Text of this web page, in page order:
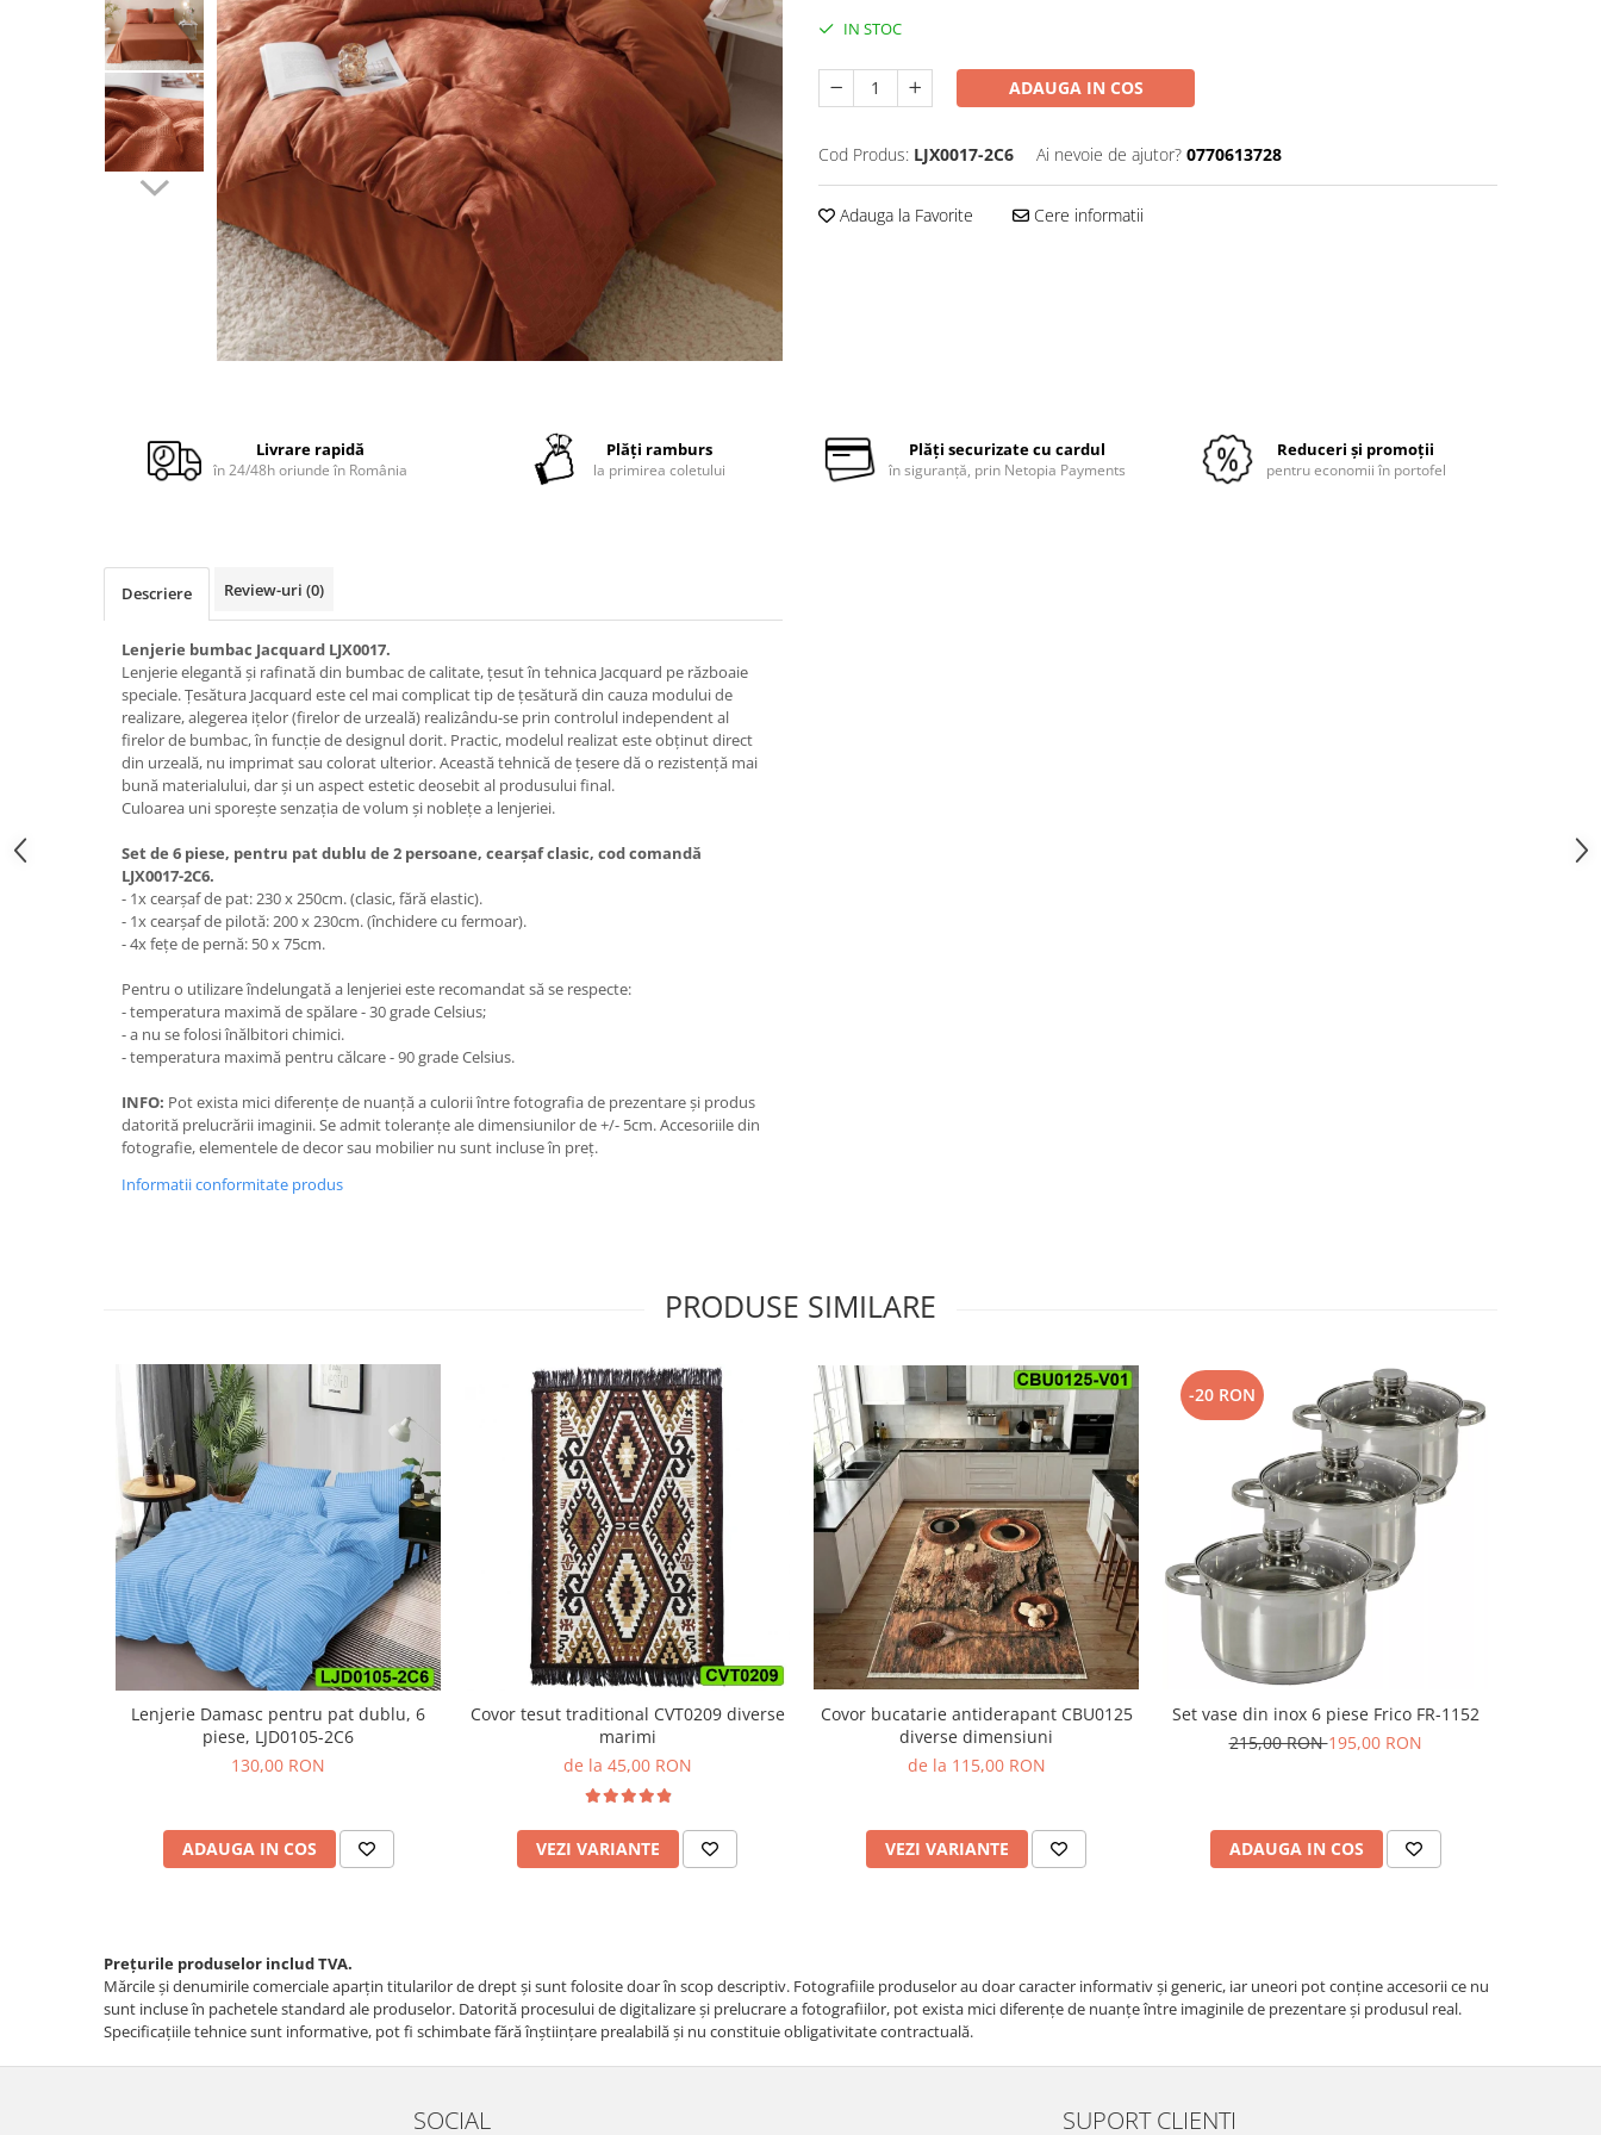
Cuverturi bumbac
Cuverturi catifea
Huse de protecție
Huse de protectie pat finet
Huse de protecție scaun
IN STOC
ADAUGA IN COS
Cod Produs: LJX0017-2C6 Ai nevoie de ajutor? 0770613728
Adauga la Favorite Cere informatii
Livrare rapidă
în 24/48h oriunde în România
Plăți ramburs
la primirea coletului
Plăți securizate cu cardul
în siguranță, prin Netopia Payments
Reduceri și promoții
pentru economii în portofel
Descriere Review-uri (0)
Lenjerie bumbac Jacquard LJX0017.
Lenjerie elegantă și rafinată din bumbac de calitate, țesut în tehnica Jacquard pe războaie
speciale. Țesătura Jacquard este cel mai complicat tip de țesătură din cauza modului de
realizare, alegerea ițelor (firelor de urzeală) realizându-se prin controlul independent al
firelor de bumbac, în funcție de designul dorit. Practic, modelul realizat este obținut direct
din urzeală, nu imprimat sau colorat ulterior. Această tehnică de țesere dă o rezistență mai
bună materialului, dar și un aspect estetic deosebit al produsului final.
Culoarea uni sporește senzația de volum și noblețe a lenjeriei.
Set de 6 piese, pentru pat dublu de 2 persoane, cearșaf clasic, cod comandă
LJX0017-2C6.
- 1x cearșaf de pat: 230 x 250cm. (clasic, fără elastic).
- 1x cearșaf de pilotă: 200 x 230cm. (închidere cu fermoar).
- 4x fețe de pernă: 50 x 75cm.
Pentru o utilizare îndelungată a lenjeriei este recomandat să se respecte:
- temperatura maximă de spălare - 30 grade Celsius;
- a nu se folosi înălbitori chimici.
- temperatura maximă pentru călcare - 90 grade Celsius.
INFO: Pot exista mici diferențe de nuanță a culorii între fotografia de prezentare și produs
datorită prelucrării imaginii. Se admit toleranțe ale dimensiunilor de +/- 5cm. Accesoriile din
fotografie, elementele de decor sau mobilier nu sunt incluse în preț.
Informatii conformitate produs
PRODUSE SIMILARE
Lenjerie Damasc pentru pat dublu, 6
piese, LJD0105-2C6
130,00 RON
ADAUGA IN COS
Covor tesut traditional CVT0209 diverse
marimi
de la 45,00 RON
VEZI VARIANTE
Covor bucatarie antiderapant CBU0125
diverse dimensiuni
de la 115,00 RON
VEZI VARIANTE
-20 RON
Set vase din inox 6 piese Frico FR-1152
215,00 RON195,00 RON
ADAUGA IN COS
Prețurile produselor includ TVA.
Mărcile și denumirile comerciale aparțin titularilor de drept şi sunt folosite doar în scop descriptiv. Fotografiile produselor au doar caracter informativ şi generic, iar uneori pot conţine accesorii ce nu
sunt incluse în pachetele standard ale produselor. Datorită procesului de digitalizare și prelucrare a fotografiilor, pot exista mici diferențe de nuanțe între imaginile de prezentare și produsul real.
Specificaţiile tehnice sunt informative, pot fi schimbate fără înştiinţare prealabilă şi nu constituie obligativitate contractuală.
SOCIAL SUPORT CLIENTI